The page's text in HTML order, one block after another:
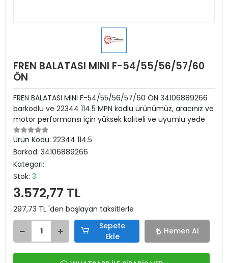
FREN BALATASI MINI F-54/55/56/57/60
ÖN
FREN BALATASI MINI F-54/55/56/57/60 ÖN 34106889266
barkodlu ve 22344 114.5 MPN kodlu ürünümüz, aracınız ve
motor performansı için yüksek kaliteli ve uyumlu yede
Ürün Kodu: 22344 114.5
Barkod: 34106889266
Kategori:
Stok: 3
3.572,77 TL
297,73 TL 'den başlayan taksitlerle
Sepete
Ekle
Hemen Al